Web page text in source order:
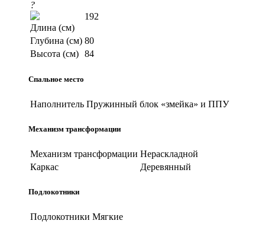
?
Длина (см)
192
Глубина (см) 80
Высота (см) 84
Спальное место
Наполнитель Пружинный блок «змейка» и ППУ
Механизм трансформации
Механизм трансформации Нераскладной
Каркас
Деревянный
Подлокотники
Подлокотники Мягкие